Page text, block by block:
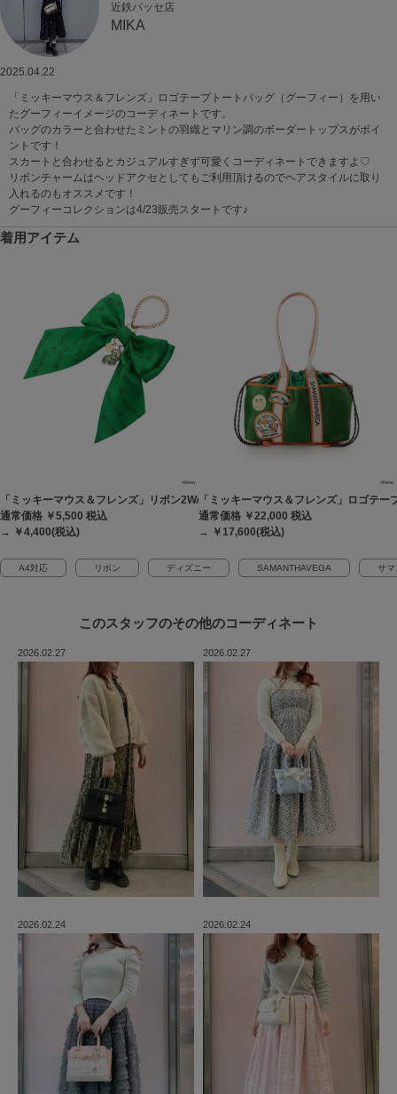
近鉄パッセ店
MIKA
2025.04.22
「ミッキーマウス＆フレンズ」ロゴテープトートバッグ（グーフィー）を用い
たグーフィーイメージのコーディネートです。
バッグのカラーと合わせたミントの羽織とマリン調のボーダートップスがポイ
ントです！
スカートと合わせるとカジュアルすぎず可愛くコーディネートできますよ♡
リボンチャームはヘッドアクセとしてもご利用頂けるのでヘアスタイルに取り
入れるのもオススメです！
グーフィーコレクションは4/23販売スタートです♪
着用アイテム
「ミッキーマウス＆フレンズ」リボン2WAYバッグチャーム（グーフィー）
通常価格 ￥5,500 税込
→ ￥4,400(税込)
「ミッキーマウス＆フレンズ」ロゴテ
通常価格 ￥22,000 税込
→ ￥17,600(税込)
A4対応 リボン ディズニー SAMANTHAVEGA サマ
このスタッフのその他のコーディネート
2026.02.27 2026.02.27
2026.02.24 2026.02.24